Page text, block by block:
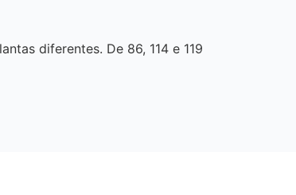
diferentes. De 86, 114 e 119